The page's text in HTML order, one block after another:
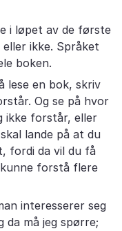
i løpet av de første
ikke. Språket
boken.
lese en bok, skriv
Og se på hvor
ikke forstår, eller
lande på at du
fordi da vil du få
kunne forstå flere
interesserer seg
da må jeg spørre;